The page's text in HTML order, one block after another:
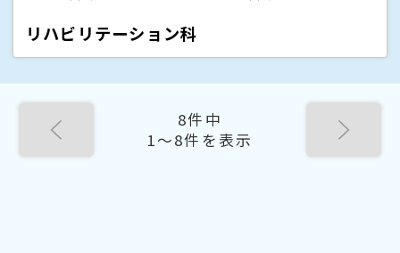
リハビリテーション科
8件中
1〜8件を表示